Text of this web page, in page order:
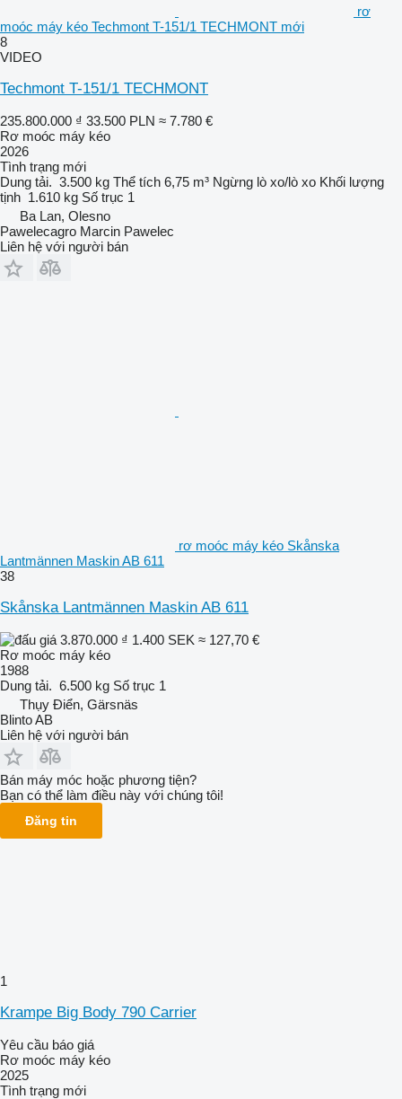
rơ
moóc máy kéo Techmont T-151/1 TECHMONT mới
8
VIDEO
Techmont T-151/1 TECHMONT
235.800.000 ₫ 33.500 PLN ≈ 7.780 €
Rơ moóc máy kéo
2026
Tình trạng mới
Dung tải. 3.500 kg Thể tích 6,75 m³ Ngừng lò xo/lò xo Khối lượng
tịnh 1.610 kg Số trục 1
Ba Lan, Olesno
Pawelecagro Marcin Pawelec
Liên hệ với người bán
rơ moóc máy kéo Skånska
Lantmännen Maskin AB 611
38
Skånska Lantmännen Maskin AB 611
3.870.000 ₫ 1.400 SEK ≈ 127,70 €
Rơ moóc máy kéo
1988
Dung tải. 6.500 kg Số trục 1
Thụy Điển, Gärsnäs
Blinto AB
Liên hệ với người bán
Bán máy móc hoặc phương tiện?
Bạn có thể làm điều này với chúng tôi!
Đăng tin
1
Krampe Big Body 790 Carrier
Yêu cầu báo giá
Rơ moóc máy kéo
2025
Tình trạng mới